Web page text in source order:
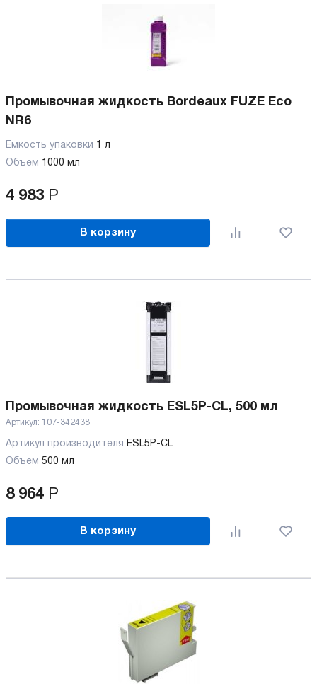
Промывочная жидкость Bordeaux FUZE Eco
NR6
Емкость упаковки 1 л
Объем 1000 мл
4 983 Р
В корзину
Промывочная жидкость ESL5P-CL, 500 мл
Артикул: 107-342438
Артикул производителя ESL5P-CL
Объем 500 мл
8 964 Р
В корзину